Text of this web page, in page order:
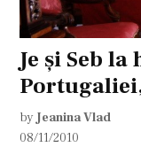
Je şi Seb
by Jeanina Vlad
08/11/2010